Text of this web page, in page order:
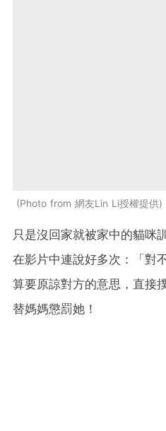
Photo from 網友Lin Li授權提供
只是沒回家就被家中的貓咪
在影片中連說好多次：「對
算要原諒對方的意思，直接
替媽媽懲罰她！